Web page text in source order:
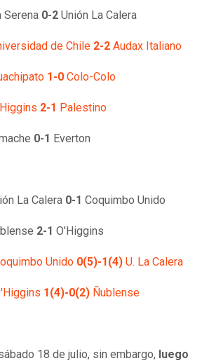
Serena 0-2 Unión La Calera
de Chile 2-2 Audax Italiano
1-0 Colo-Colo
2-1 Palestino
0-1 Everton
La Calera 0-1 Coquimbo Unido
2-1 O'Higgins
Unido 0(5)-1(4) U. La Calera
1(4)-0(2) Ñublense
18 de julio, sin embargo, luego